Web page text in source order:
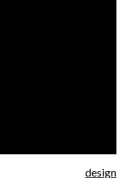
design